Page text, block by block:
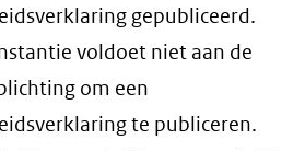
gepubliceerd.
voldoet niet aan de
om een
te publiceren.